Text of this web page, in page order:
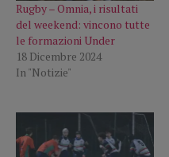
Rugby – Omnia, i risultati
del weekend: vincono tutte
le formazioni Under
18 Dicembre 2024
In "Notizie"